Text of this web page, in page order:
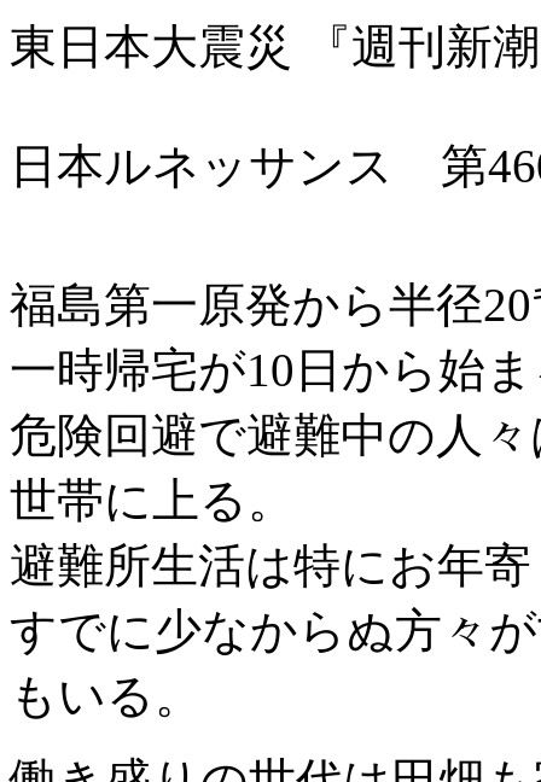
東日本大震災 『週刊新
日本ルネッサンス 第
福島第一原発から半径
一時帰宅が10日から始
危険回避で避難中の人
世帯に上る。
避難所生活は特にお年
すでに少なからぬ方々
もいる。